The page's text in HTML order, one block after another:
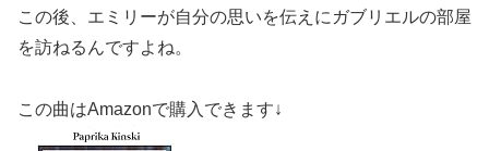
この後、エミリーが自分の思いを伝えにガブリエルの部屋
を訪ねるんですよね。
この曲はAmazonで購入できます↓